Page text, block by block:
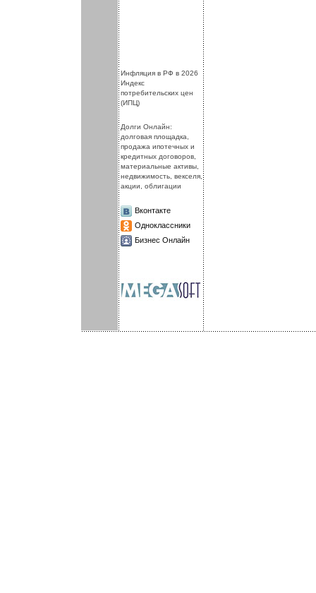
.Инфляция в РФ в 2026
Индекс
потребительских цен
(ИПЦ)
Долги Онлайн:
долговая площадка,
продажа ипотечных и
кредитных договоров,
материальные активы,
недвижимость, векселя,
акции, облигации
Вконтакте
Одноклассники
Бизнес Онлайн
.